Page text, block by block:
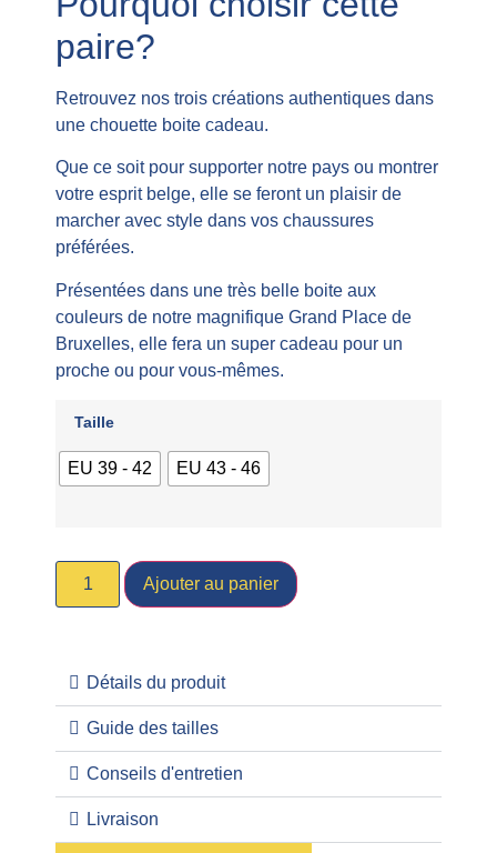
paire?
Retrouvez nos trois créations authentiques dans
une chouette boite cadeau.
Que ce soit pour supporter notre pays ou montrer
votre esprit belge, elle se feront un plaisir de
marcher avec style dans vos chaussures
préférées.
Présentées dans une très belle boite aux
couleurs de notre magnifique Grand Place de
Bruxelles, elle fera un super cadeau pour un
proche ou pour vous-mêmes.
Taille
EU 39 - 42 EU 43 - 46
Ajouter au panier
Détails du produit
Guide des tailles
Conseils d'entretien
Livraison